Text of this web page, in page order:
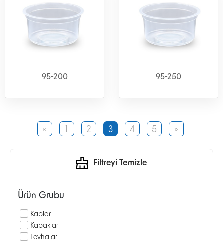
Filtreyi Temizle
Ürün Grubu
Kaplar
Kapaklar
Levhalar
95-200 95-250
«
« 1 2 3 4 5 »
»